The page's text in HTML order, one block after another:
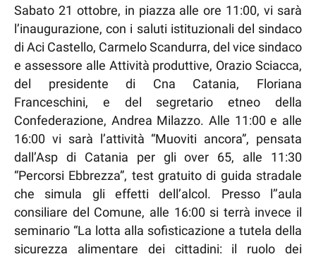
Sabato 21 ottobre, in piazza alle ore 11:00, vi sarà
l’inaugurazione, con i saluti istituzionali del sindaco
di Aci Castello, Carmelo Scandurra, del vice sindaco
e assessore alle Attività produttive, Orazio Sciacca,
del presidente di Cna Catania, Floriana
Franceschini, e del segretario etneo della
Confederazione, Andrea Milazzo. Alle 11:00 e alle
16:00 vi sarà l’attività “Muoviti ancora”, pensata
dall’Asp di Catania per gli over 65, alle 11:30
“Percorsi Ebbrezza”, test gratuito di guida stradale
che simula gli effetti dell’alcol. Presso l’’aula
consiliare del Comune, alle 16:00 si terrà invece il
seminario “La lotta alla sofisticazione a tutela della
sicurezza alimentare dei cittadini: il ruolo dei